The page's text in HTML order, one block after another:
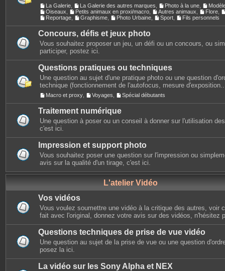
La Galerie La Galerie des autres marques Photo à la une
Oiseaux
Petits animaux en proxi/macro Autres animaux Flore
Reportage
Graphisme Photo Urbaine Sport Fils personnels
Concours, défis et jeux photo
Vous souhaitez proposer un jeu, un défi ou un concours, ou
participer, postez ici.
Questions pratiques ou techniques
Une question au sujet d'une pratique photo ou une question
technique (fonctionnement de l'autofocus, mesure
Macro et proxy Voyages Spécial débutants
Traitement numérique
Une question à poser ou un conseil à donner sur l'utilisation
c'est ici.
Impression et support photo
Vous souhaitez poser une question sur l'impression ou
avis sur la qualité d'un tirage, c'est ici.
L'atelier Vidéo
Vos vidéos
Vous voulez soumettre une vidéo à la critique des autres, voir
fait avec l'original, donnez votre avis sur des vidéos, n'hésitez
Questions techniques de prise de vue vidéo
Une question au sujet de la prise de vue ou une question
posez la ici.
La vidéo sur les Sony Alpha et NEX